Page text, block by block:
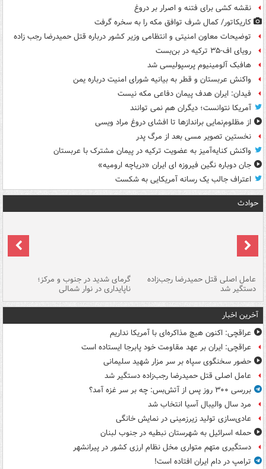
نقشه کشی برای فتنه و اصرار بر دروغ
کاریکاتور/ کمال شرف توافق مکه را به سخره گرفت
توضیحات معاون امنیتی و انتظامی وزیر کشور درباره قتل حمیدرضا رجب زاده
رویای اف-۳۵ ترکیه در بن‌بست
هافبک آلومینیوم پرسپولیسی شد
واکنش عربستان و قطر به بیانیه شورای امنیت درباره یمن
فیدان: ایران هدف پیمان دفاعی مکه نیست
آمریکا نتوانست؛ دیگران هم نمی توانند
از مظلوم‌نمایی براندازها تا افشای دروغ مراد ویسی
نخستین تصویر مسی بعد از مرگ پدر
واکنش کنایه‌آمیز به عضویت ترکیه در پیمان مشترک با عربستان
جان دوباره نگین فیروزه ای ایران «دریاچه ارومیه»
اعتراف جالب یک رسانه آمریکایی به شکست
حوادث
عامل اصلی قتل حمیدرضا رجب‌زاده
دستگیر شد
گرمای شدید در جنوب و مرکز؛
ناپایداری در نوار شمالی
آخرین اخبار
عراقچی: اکنون هیچ مذاکره‌ای با آمریکا نداریم
عراقچی: ایران بر عهد مقاومت خود پابرجا ایستاده است
حضور سخنگوی سپاه بر سر مزار شهید سلیمانی
عامل اصلی قتل حمیدرضا رجب‌زاده دستگیر شد
بررسی ۳۰۰ روز پس از آتش‌بس: چه بر سر غزه آمد؟
مرد سال والیبال آسیا انتخاب شد
عادی‌سازی تولید زیرزمینی در نمایش خانگی
حمله اسرائیل به شهرستان نبطیه در جنوب لبنان
دستگیری متهم متواری مخل نظام ارزی کشور در پیرانشهر
ترامپ در دام ایران افتاده است!